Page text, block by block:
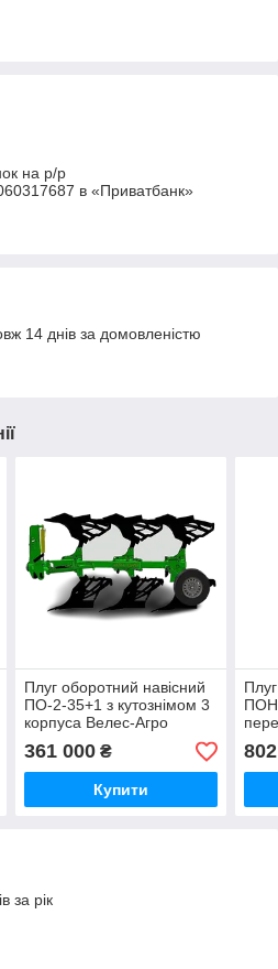
на р/р
в «Приватбанк»
14 днів за домовленістю
Плуг оборотний навісний
ПО-2-35+1 з кутознімом 3
корпуса Велес-Агро
361 000₴
Купити
за рік